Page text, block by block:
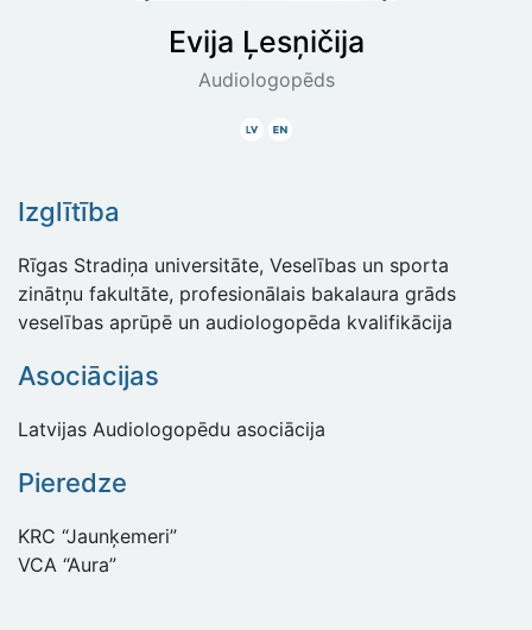
Evija Ļesņičija
Audiologopēds
LatviskiAngliski
Izglītība
Rīgas Stradiņa universitāte, Veselības un sporta
zinātņu fakultāte, profesionālais bakalaura grāds
veselības aprūpē un audiologopēda kvalifikācija
Asociācijas
Latvijas Audiologopēdu asociācija
Pieredze
KRC “Jaunķemeri”
VCA “Aura”